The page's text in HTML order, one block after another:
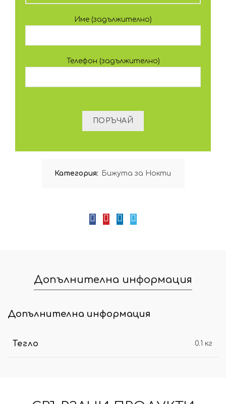
Име (задължително)
Телефон (задължително)
Категория: Бижута за Нокти
Допълнителна информация
Допълнителна информация
Тегло 0.1 кг